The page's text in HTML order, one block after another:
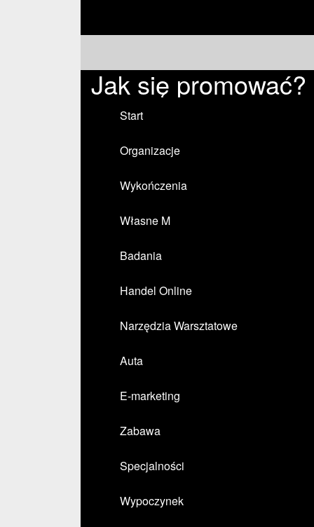
Jak się promować?
Start
Organizacje
Wykończenia
Własne M
Badania
Handel Online
Narzędzia Warsztatowe
Auta
E-marketing
Zabawa
Specjalności
Wypoczynek